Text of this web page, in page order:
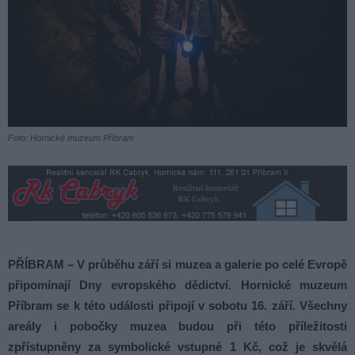
Foto: Hornické muzeum Příbram
PŘÍBRAM – V průběhu září si muzea a galerie po celé Evropě
připomínají Dny evropského dědictví. Hornické muzeum
Příbram se k této události připojí v sobotu 16. září. Všechny
areály i pobočky muzea budou při této příležitosti
zpřístupněny za symbolické vstupné 1 Kč, což je skvělá